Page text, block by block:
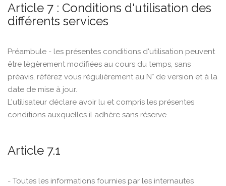
Article 7 : Conditions d'utilisation des
différents services
Préambule - les présentes conditions d'utilisation peuvent
être lègèrement modifiées au cours du temps, sans
préavis, référez vous régulièrement au N° de version et à la
date de mise à jour.
L'utilisateur déclare avoir lu et compris les présentes
conditions auxquelles il adhère sans réserve.
Article 7.1
- Toutes les informations fournies par les internautes